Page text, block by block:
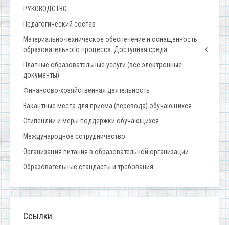
РУКОВОДСТВО
Педагогический состав
Материально-техническое обеспечение и оснащенность
образовательного процесса. Доступная среда
Платные образовательные услуги (все электронные
документы)
Финансово-хозяйственная деятельность
Вакантные места для приёма (перевода) обучающихся
Стипендии и меры поддержки обучающихся
Международное сотрудничество
Организация питания в образовательной организации
Образовательные стандарты и требования
Ссылки